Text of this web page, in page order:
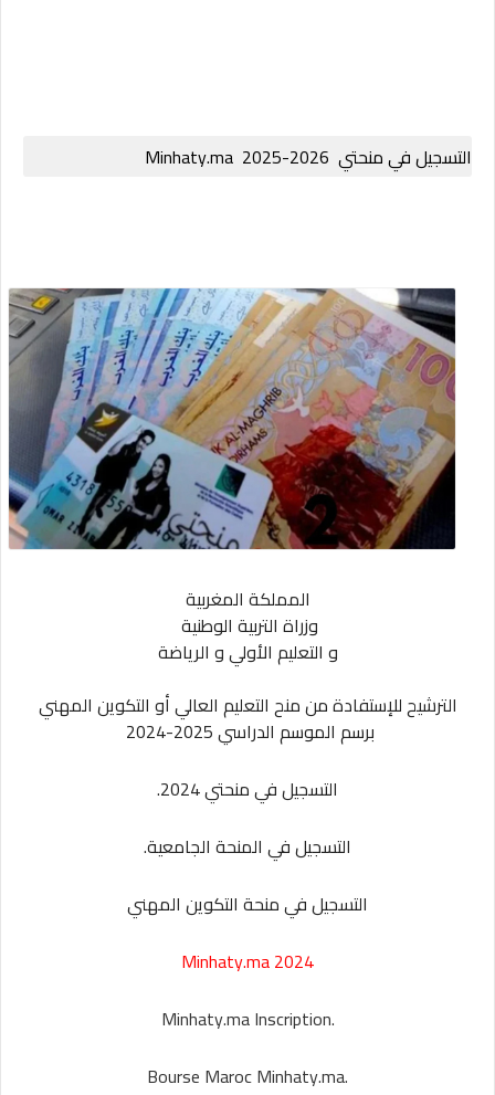
التسجيل في منحتي 2026-2025 Minhaty.ma
المملكة المغربية
وزراة التربية الوطنية
و التعليم الأولي و الرياضة
الترشيح للإستفادة من منح التعليم العالي أو التكوين المهني
برسم الموسم الدراسي 2025-2024
التسجيل في منحتي 2024.
التسجيل في المنحة الجامعية.
التسجيل في منحة التكوين المهني
Minhaty.ma 2024
Minhaty.ma Inscription.
Bourse Maroc Minhaty.ma.